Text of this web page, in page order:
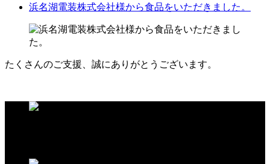
浜名湖電装株式会社様から食品をいただきました。
たくさんのご支援、誠にありがとうございます。